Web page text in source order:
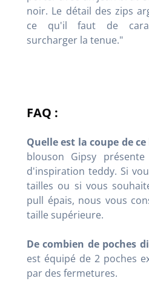
noir. Le détail des zips
ce qu'il faut de
surcharger la tenue."
FAQ :
Quelle est la coupe de
blouson Gipsy
d'inspiration teddy. Si
tailles ou si vous
pull épais, nous vous
taille supérieure.
De combien de poches
est équipé de 2 poches
par des fermetures.